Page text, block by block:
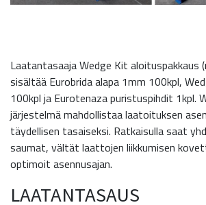
Laatantasaaja Wedge Kit aloituspakkaus
sisältää Eurobrida alapa 1mm 100kpl,
100kpl ja Eurotenaza puristuspihdit 1kpl.
järjestelmä mahdollistaa laatoituksen
täydellisen tasaiseksi. Ratkaisulla saat
saumat, vältät laattojen liikkumisen
optimoit asennusajan.
LAATANTASAUS